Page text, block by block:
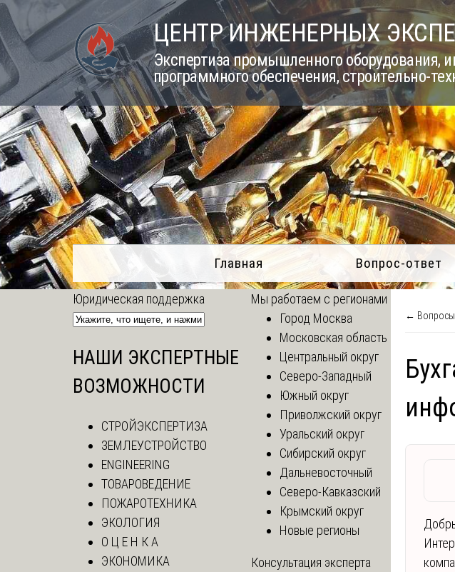
Skip
to
content
ЦЕНТР ИНЖЕНЕРНЫХ
Экспертиза промышленного оборудования,
программного обеспечения, строительно-
Главная Вопрос-ответ
← Вопросы
Юридическая поддержка
НАШИ ЭКСПЕРТНЫЕ
ВОЗМОЖНОСТИ
СТРОЙЭКСПЕРТИЗА
ЗЕМЛЕУСТРОЙСТВО
ENGINEERING
ТОВАРОВЕДЕНИЕ
ПОЖАРОТЕХНИКА
ЭКОЛОГИЯ
О Ц Е Н К А
ЭКОНОМИКА
Мы работаем с регионами
Город Москва
Московская область
Центральный округ
Северо-Западный
Южный округ
Приволжский округ
Уральский округ
Сибирский округ
Дальневосточный
Северо-Кавказский
Крымский округ
Новые регионы
Консультация эксперта